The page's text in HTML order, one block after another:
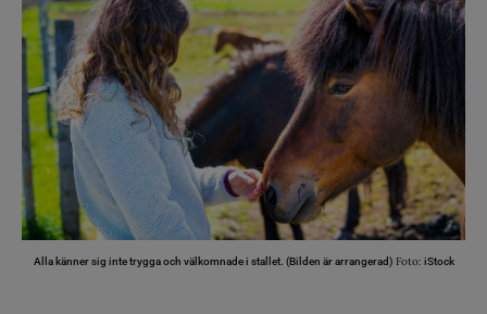
Alla känner sig inte trygga och välkomnade i stallet. (Bilden är arrangerad) Foto: iStock